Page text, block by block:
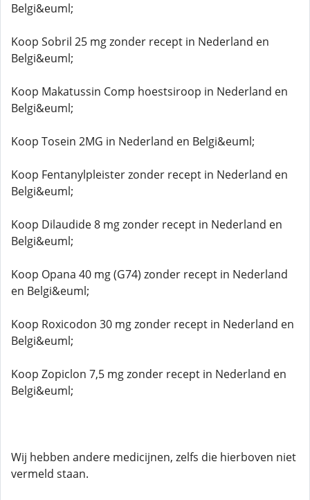
Belgi&euml;
Koop Sobril 25 mg zonder recept in Nederland en
Belgi&euml;
Koop Makatussin Comp hoestsiroop in Nederland en
Belgi&euml;
Koop Tosein 2MG in Nederland en Belgi&euml;
Koop Fentanylpleister zonder recept in Nederland en
Belgi&euml;
Koop Dilaudide 8 mg zonder recept in Nederland en
Belgi&euml;
Koop Opana 40 mg (G74) zonder recept in Nederland
en Belgi&euml;
Koop Roxicodon 30 mg zonder recept in Nederland en
Belgi&euml;
Koop Zopiclon 7,5 mg zonder recept in Nederland en
Belgi&euml;
Wij hebben andere medicijnen, zelfs die hierboven niet
vermeld staan.